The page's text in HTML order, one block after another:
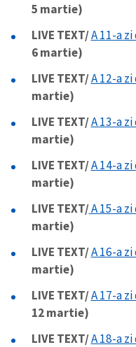
5 martie)
LIVE TEXT/A 11-a
6 martie)
LIVE TEXT/A 12-a
martie)
LIVE TEXT/A 13-a
martie)
LIVE TEXT/A 14-a
martie)
LIVE TEXT/A 15-a
martie)
LIVE TEXT/A 16-a
martie)
LIVE TEXT/A 17-a
12 martie)
LIVE TEXT/A 18-a